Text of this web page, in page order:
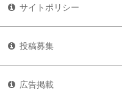
サイトポリシー
投稿募集
広告掲載